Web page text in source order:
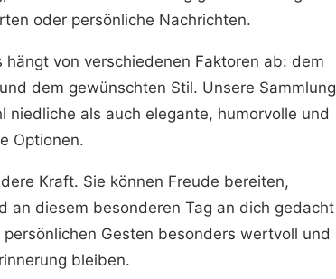
oder persönliche Nachrichten.
von verschiedenen Faktoren ab: dem
dem gewünschten Stil. Unsere Sammlung
als auch elegante, humorvolle und
Optionen.
Kraft. Sie können Freude bereiten,
an diesem besonderen Tag an dich gedacht
Gesten besonders wertvoll und
bleiben.